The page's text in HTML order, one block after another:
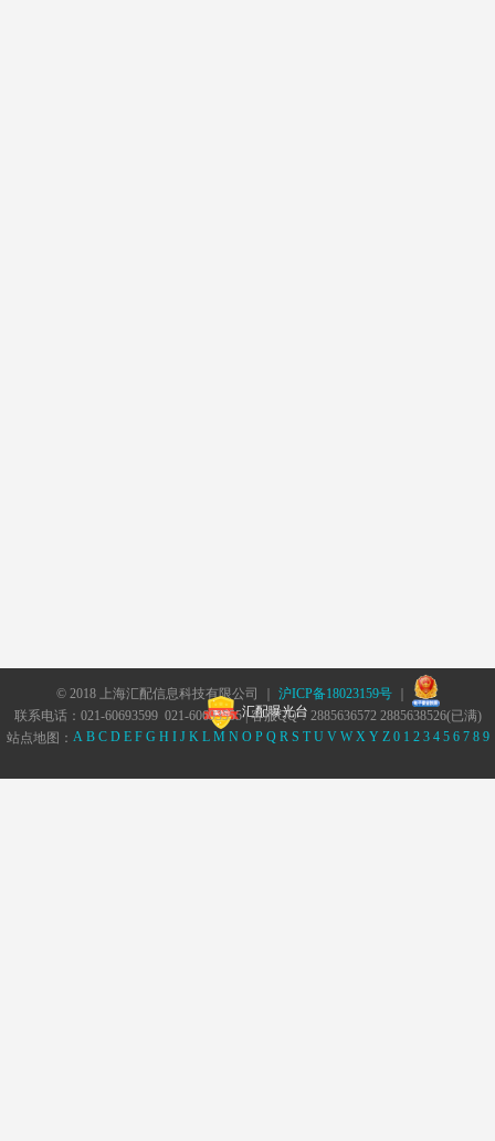
© 2018 上海汇配信息科技有限公司 ｜ 沪ICP备18023159号｜
汇配曝光台
联系电话：021-60693599 021-60693555 | 客服QQ：2885636572 2885638526(已满)
站点地图： A B C D E F G H I J K L M N O P Q R S T U V W X Y Z 0 1 2 3 4 5 6 7 8 9